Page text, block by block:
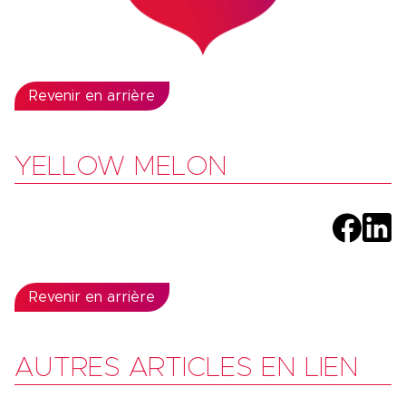
Revenir en arrière
YELLOW MELON
Revenir en arrière
AUTRES ARTICLES EN LIEN